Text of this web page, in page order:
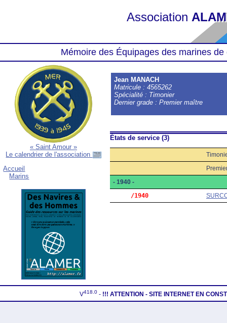
Association
Mémoire des Équipages des marines
« Saint Amour »
Le calendrier de l'association
Accueil
Marins
Jean MANACH
Matricule : 4565262
Spécialité : Timonier
Dernier grade : Premier maître
États de service (3)
- 1940 -
     /1940
V418.0 - !!! ATTENTION - SITE INTERNET EN